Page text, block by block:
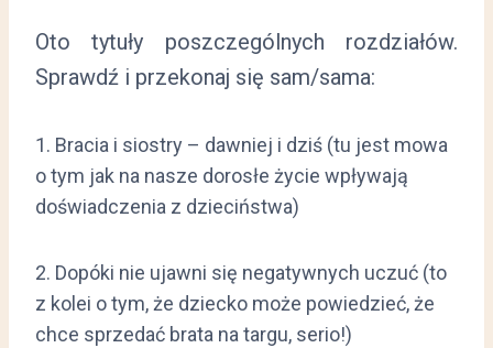
Oto tytuły poszczególnych rozdziałów.
Sprawdź i przekonaj się sam/sama:
1. Bracia i siostry – dawniej i dziś (tu jest mowa
o tym jak na nasze dorosłe życie wpływają
doświadczenia z dzieciństwa)
2. Dopóki nie ujawni się negatywnych uczuć (to
z kolei o tym, że dziecko może powiedzieć, że
chce sprzedać brata na targu, serio!)